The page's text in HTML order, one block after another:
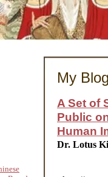
My
A Set of
Public
Human
Dr. Lotus